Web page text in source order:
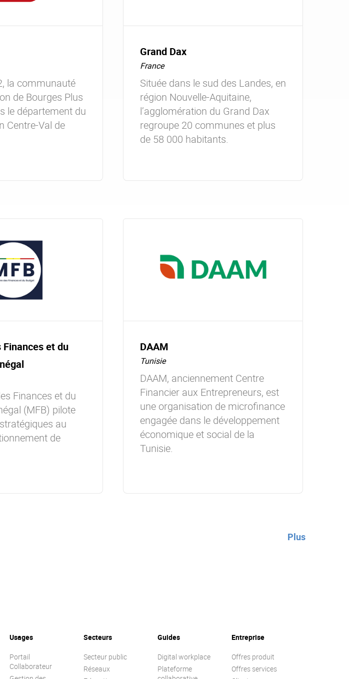
la communauté
de Bourges Plus
le département du
Centre-Val de
Grand Dax
France
Située dans le sud des Landes, en
région Nouvelle-Aquitaine,
l’agglomération du Grand Dax
regroupe 20 communes et plus
de 58 000 habitants.
et du
Finances et du
(MFB) pilote
au
de
DAAM
Tunisie
DAAM, anciennement Centre
Financier aux Entrepreneurs, est
une organisation de microfinance
engagée dans le développement
économique et social de la
Tunisie.
Plus
Usages
Portail
Collaborateur
Secteurs
Secteur public
Réseaux
Guides
Digital workplace
Plateforme
Entreprise
Offres produit
Offres services